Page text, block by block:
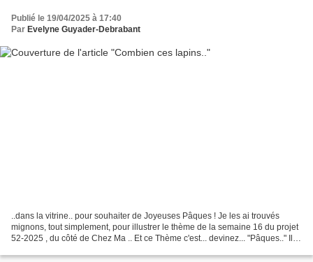
Publié le 19/04/2025 à 17:40
Par Evelyne Guyader-Debrabant
..dans la vitrine.. pour souhaiter de Joyeuses Pâques ! Je les ai trouvés
mignons, tout simplement, pour illustrer le thème de la semaine 16 du projet
52-2025 , du côté de Chez Ma .. Et ce Thème c'est... devinez... "Pâques.." Il y